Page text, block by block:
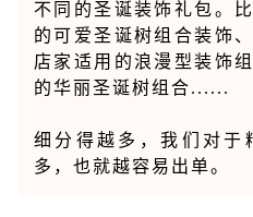
不同的圣诞装饰礼包。
的可爱圣诞树组合装饰
店家适用的浪漫型装饰
的华丽圣诞树组合......
细分得越多，我们对于
多，也就越容易出单。